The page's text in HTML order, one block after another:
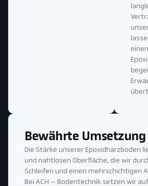
Bewährte Umsetzung
Die Stärke unserer Epoxidharzboden
und nahtlosen Oberfläche, die wir
Schleifen und einen mehrschichtigen
Bei ACH – Bodentechnik setzen wir